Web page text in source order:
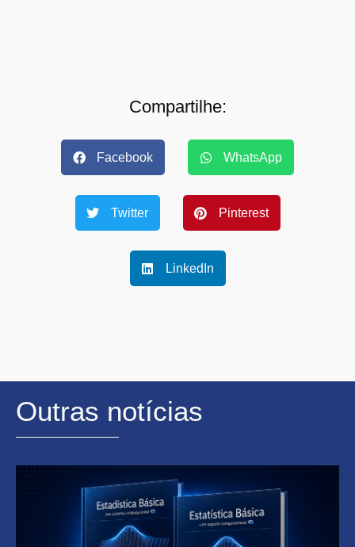
Compartilhe:
Facebook WhatsApp
Twitter Pinterest
LinkedIn
Outras notícias